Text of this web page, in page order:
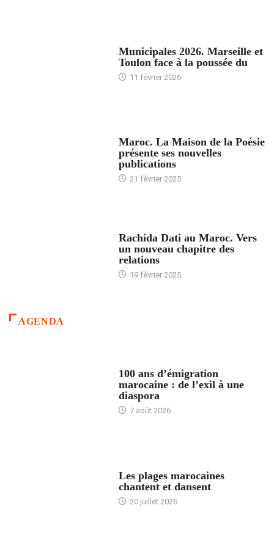
Municipales 2026. Marseille et
Toulon face à la poussée du
11 février 2026
Maroc. La Maison de la Poésie
présente ses nouvelles
publications
21 février 2025
Rachida Dati au Maroc. Vers
un nouveau chapitre des
relations
19 février 2025
AGENDA
100 ans d’émigration
marocaine : de l’exil à une
diaspora
7 août 2026
Les plages marocaines
chantent et dansent
20 juillet 2026